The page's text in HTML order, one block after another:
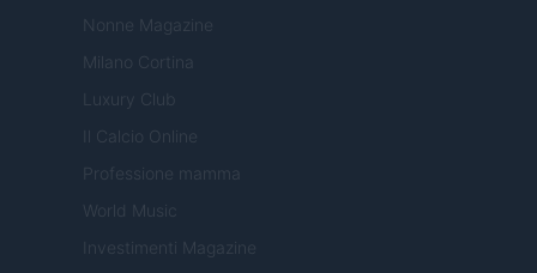
Nonne Magazine
Milano Cortina
Luxury Club
Il Calcio Online
Professione mamma
World Music
Investimenti Magazine